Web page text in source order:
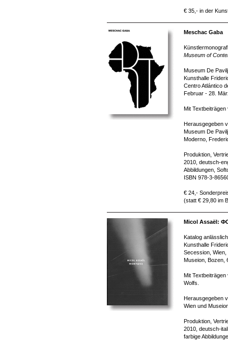
€ 35,- in der
Meschac Gaba
Museum of
Museum De
Kunsthalle
Centro Atlántico
Februar - 28.
Mit Textbeiträgen
Herausgegeben
Museum De
Moderno,
Produktion,
2010, deutsch-
Abbildungen,
ISBN 978-3-
€ 24,-
(statt € 29,80 im
Micol Assaël:
Katalog
Kunsthalle
Secession,
Museion, Bozen,
Mit
Wolfs.
Herausgegeben
Wien und
Produktion,
2010, deutsch-
farbige